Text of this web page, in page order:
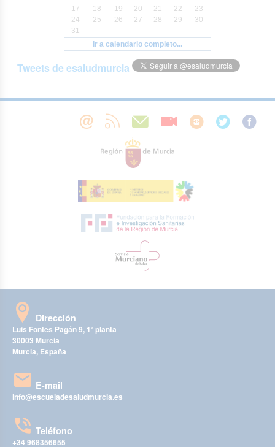
17
18 19 20 21 22
23
24
25 26 27 28 29
30
31
Ir a calendario completo...
Tweets de esaludmurcia
Dirección
Luis Fontes Pagán 9, 1ª planta
30003 Murcia
Murcia, España
E-mail
info@escueladesaludmurcia.es
Teléfono
+34 968356655 -